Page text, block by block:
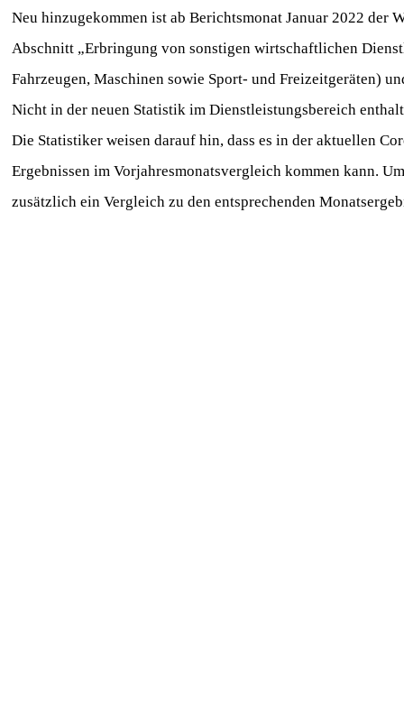
Neu hinzugekommen ist ab Berichtsmonat Januar 2022 der
Abschnitt „Erbringung von sonstigen wirtschaftlichen
Fahrzeugen, Maschinen sowie Sport- und Freizeitgeräten)
Nicht in der neuen Statistik im Dienstleistungsbereich
Die Statistiker weisen darauf hin, dass es in der aktuellen
Ergebnissen im Vorjahresmonatsvergleich kommen kann.
zusätzlich ein Vergleich zu den entsprechenden